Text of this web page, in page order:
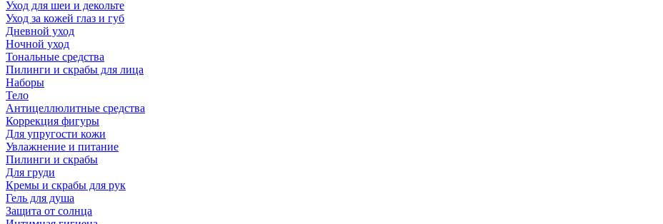
Уход для шеи и декольте
Уход за кожей глаз и губ
Дневной уход
Ночной уход
Тональные средства
Пилинги и скрабы для лица
Наборы
Тело
Антицеллюлитные средства
Коррекция фигуры
Для упругости кожи
Увлажнение и питание
Пилинги и скрабы
Для груди
Кремы и скрабы для рук
Гель для душа
Защита от солнца